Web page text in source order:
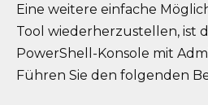
Eine weitere einfache
Tool wiederherzustellen, ist
PowerShell-Konsole mit
Führen Sie den folgenden